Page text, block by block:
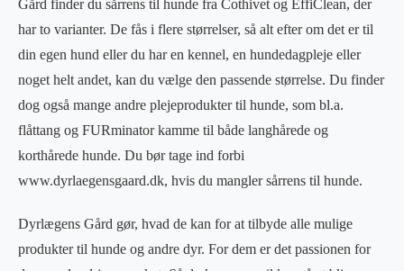
Gård finder du sårrens til hunde fra Cothivet og EffiClean, der
har to varianter. De fås i flere størrelser, så alt efter om det er til
din egen hund eller du har en kennel, en hundedagpleje eller
noget helt andet, kan du vælge den passende størrelse. Du finder
dog også mange andre plejeprodukter til hunde, som bl.a.
flåttang og FURminator kamme til både langhårede og
korthårede hunde. Du bør tage ind forbi
www.dyrlaegensgaard.dk, hvis du mangler sårrens til hunde.
Dyrlægens Gård gør, hvad de kan for at tilbyde alle mulige
produkter til hunde og andre dyr. For dem er det passionen for